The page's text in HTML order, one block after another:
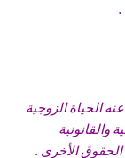
.
الحياة الزوجية
الحقوق الأخرى .